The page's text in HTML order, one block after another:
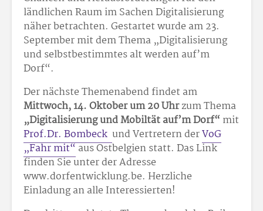
ländlichen Raum im Sachen Digitalisierung
näher betrachten. Gestartet wurde am 23.
September mit dem Thema „Digitalisierung
und selbstbestimmtes alt werden auf’m
Dorf“.
Der nächste Themenabend findet am
Mittwoch, 14. Oktober um 20 Uhrzum Thema
„Digitalisierung und Mobiltät auf’m Dorf“ mit
Prof.Dr. Bombeck und Vertretern derVoG
„Fahr mit“ aus Ostbelgien statt. Das Link
finden Sie unter der Adresse
www.dorfentwicklung.be. Herzliche
Einladung an alle Interessierten!